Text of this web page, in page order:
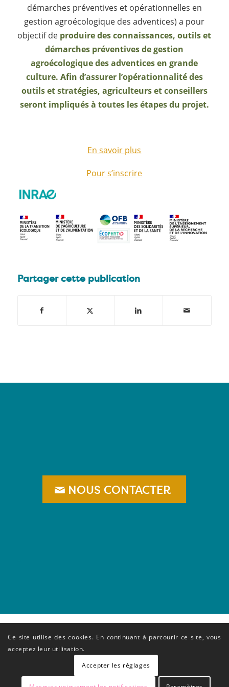
démarches préventives et opérationnelles en
gestion agroécologique des adventices) a pour
objectif de produire des connaissances, outils et
démarches préventives de gestion
agroécologique des adventices en grande
culture. Afin d’assurer l’opérationnalité des
outils et stratégies, agriculteurs et conseillers
seront impliqués à toutes les étapes du projet.
En savoir plus
Pour s’inscrire
Partager cette publication
NOUS CONTACTER
Ce site utilise des cookies. En continuant à parcourir ce site, vous
acceptez leur utilisation.
Accepter les réglages